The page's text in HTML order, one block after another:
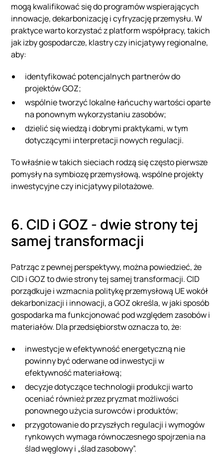
mogą kwalifikować się do programów wspierających
innowacje, dekarbonizację i cyfryzację przemysłu. W
praktyce warto korzystać z platform współpracy, takich
jak izby gospodarcze, klastry czy inicjatywy regionalne,
aby:
identyfikować potencjalnych partnerów do
projektów GOZ;
wspólnie tworzyć lokalne łańcuchy wartości oparte
na ponownym wykorzystaniu zasobów;
dzielić się wiedzą i dobrymi praktykami, w tym
dotyczącymi interpretacji nowych regulacji.
To właśnie w takich sieciach rodzą się często pierwsze
pomysły na symbiozę przemysłową, wspólne projekty
inwestycyjne czy inicjatywy pilotażowe.
6. CID i GOZ - dwie strony tej
samej transformacji
Patrząc z pewnej perspektywy, można powiedzieć, że
CID i GOZ to dwie strony tej samej transformacji. CID
porządkuje i wzmacnia politykę przemysłową UE wokół
dekarbonizacji i innowacji, a GOZ określa, w jaki sposób
gospodarka ma funkcjonować pod względem zasobów i
materiałów. Dla przedsiębiorstw oznacza to, że:
inwestycje w efektywność energetyczną nie
powinny być oderwane od inwestycji w
efektywność materiałową;
decyzje dotyczące technologii produkcji warto
oceniać również przez pryzmat możliwości
ponownego użycia surowców i produktów;
przygotowanie do przyszłych regulacji i wymogów
rynkowych wymaga równoczesnego spojrzenia na
ślad węglowy i „ślad zasobowy”.